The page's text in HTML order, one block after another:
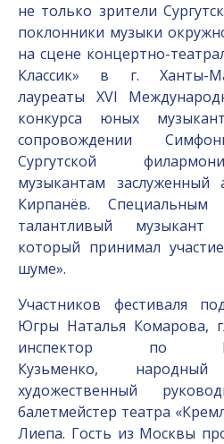
не только зрители
поклонники музыки
на сцене концертно-
Классик» в г. Ханты-
лауреаты XVI
конкурса юных
сопровождении
Сургутской
музыкантам заслуженный
Кирпанёв.
талантливый музыкант
который принимал
шуме».
Участников фестиваля
Югры Наталья Комарова,
инспектор по
Кузьменко,
художественный
балетмейстер театра
Лиепа. Гость из Москвы